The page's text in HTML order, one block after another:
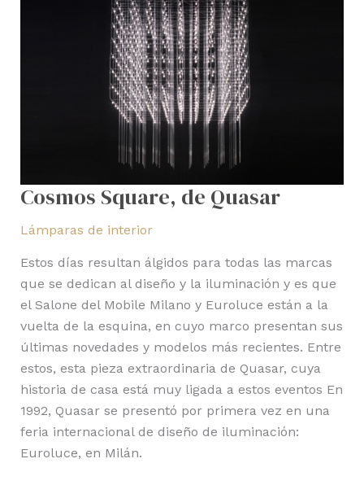
Cosmos Square, de Quasar
Lámparas de interior
Estos días resultan álgidos para todas las marcas
que se dedican al diseño y la iluminación y es que
el Salone del Mobile Milano y Euroluce están a la
vuelta de la esquina, en cuyo marco presentan sus
últimas novedades y modelos más recientes. Entre
estos, esta pieza extraordinaria de Quasar, cuya
historia de casa está muy ligada a estos eventos En
1992, Quasar se presentó por primera vez en una
feria internacional de diseño de iluminación:
Euroluce, en Milán.